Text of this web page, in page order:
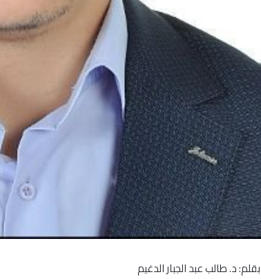
بقلم: د. طالب عبد الجبار الدغيم